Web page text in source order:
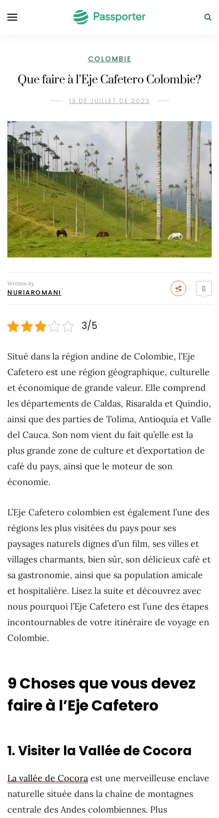
COLOMBIE
Que faire à l’Eje Cafetero Colombie?
13 DE JUILLET DE 2023
Written by
NURIAROMANI 0
3/5
Situé dans la région andine de Colombie, l’Eje
Cafetero est une région géographique, culturelle
et économique de grande valeur. Elle comprend
les départements de Caldas, Risaralda et Quindío,
ainsi que des parties de Tolima, Antioquía et Valle
del Cauca. Son nom vient du fait qu’elle est la
plus grande zone de culture et d’exportation de
café du pays, ainsi que le moteur de son
économie.
L’Eje Cafetero colombien est également l’une des
régions les plus visitées du pays pour ses
paysages naturels dignes d’un film, ses villes et
villages charmants, bien sûr, son délicieux café et
sa gastronomie, ainsi que sa population amicale
et hospitalière. Lisez la suite et découvrez avec
nous pourquoi l’Eje Cafetero est l’une des étapes
incontournables de votre itinéraire de voyage en
Colombie.
9 Choses que vous devez
faire à l’Eje Cafetero
1. Visiter la Vallée de Cocora
La vallée de Cocora est une merveilleuse enclave
naturelle située dans la chaîne de montagnes
centrale des Andes colombiennes. Plus